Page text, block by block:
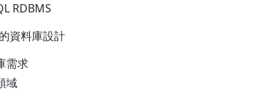
RDBMS
資料庫設計
需求
域